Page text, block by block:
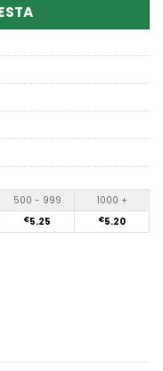
500 - 999 1000 +
€5.25 €5.20